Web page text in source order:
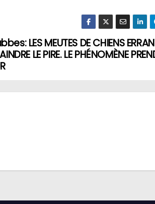
LES MEUTES DE CHIENS
LE PIRE. LE PHÉNOMÈNE